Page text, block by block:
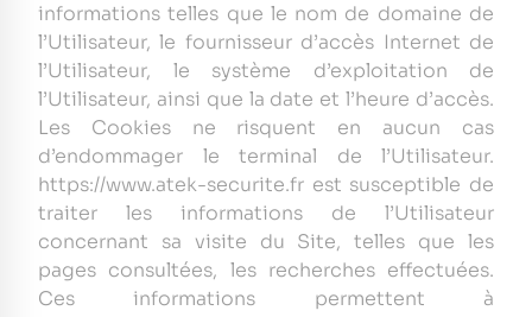
informations telles que le nom de domaine de
l’Utilisateur, le fournisseur d’accès Internet de
l’Utilisateur, le système d’exploitation de
l’Utilisateur, ainsi que la date et l’heure d’accès.
Les Cookies ne risquent en aucun cas
d’endommager le terminal de l’Utilisateur.
https://www.atek-securite.fr est susceptible de
traiter les informations de l’Utilisateur
concernant sa visite du Site, telles que les
pages consultées, les recherches effectuées.
Ces informations permettent à